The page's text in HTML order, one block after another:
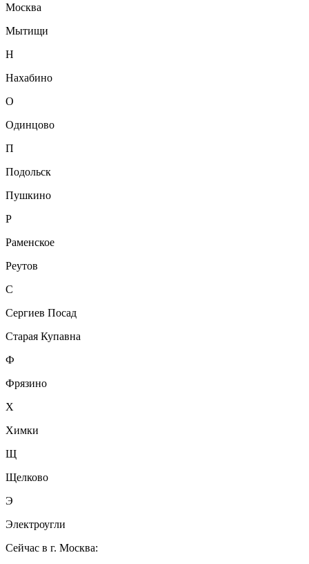
Москва
Мытищи
Н
Нахабино
О
Одинцово
П
Подольск
Пушкино
Р
Раменское
Реутов
С
Сергиев Посад
Старая Купавна
Ф
Фрязино
Х
Химки
Щ
Щелково
Э
Электроугли
Сейчас в г. Москва: